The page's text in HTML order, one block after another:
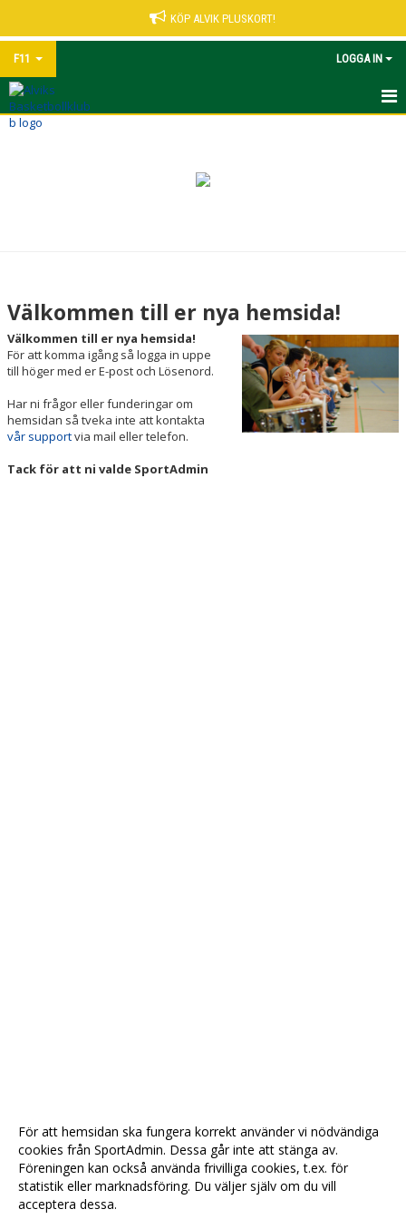
KÖP ALVIK PLUSKORT!
F11 LOGGA IN
HEM
DOKUMENT
KONTAKT
Välkommen till er nya hemsida!
Välkommen till er nya hemsida!
För att komma igång så logga in uppe
till höger med er E-post och Lösenord.
Har ni frågor eller funderingar om
hemsidan så tveka inte att kontakta
vår supportvia mail eller telefon.
Tack för att ni valde SportAdmin
För att hemsidan ska fungera korrekt använder vi nödvändiga
cookies från SportAdmin. Dessa går inte att stänga av.
Föreningen kan också använda frivilliga cookies, t.ex. för
statistik eller marknadsföring. Du väljer själv om du vill
acceptera dessa.